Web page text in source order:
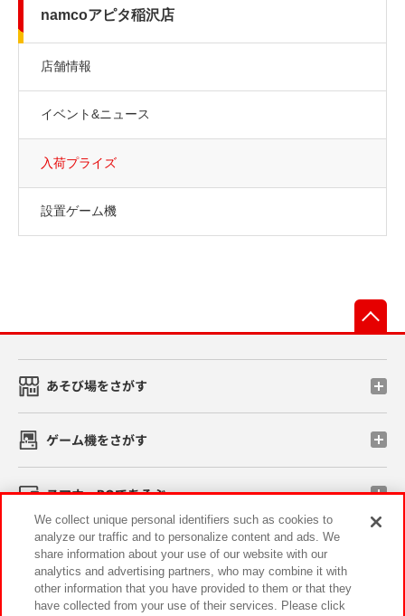
namcoアピタ稲沢店
店舗情報
イベント&ニュース
入荷プライズ
設置ゲーム機
あそび場をさがす
ゲーム機をさがす
スマホ・PCであそぶ
イベント・キャンペーン
We collect unique personal identifiers such as cookies to
analyze our traffic and to personalize content and ads. We
share information about your use of our website with our
analytics and advertising partners, who may combine it with
other information that you have provided to them or that they
have collected from your use of their services. Please click